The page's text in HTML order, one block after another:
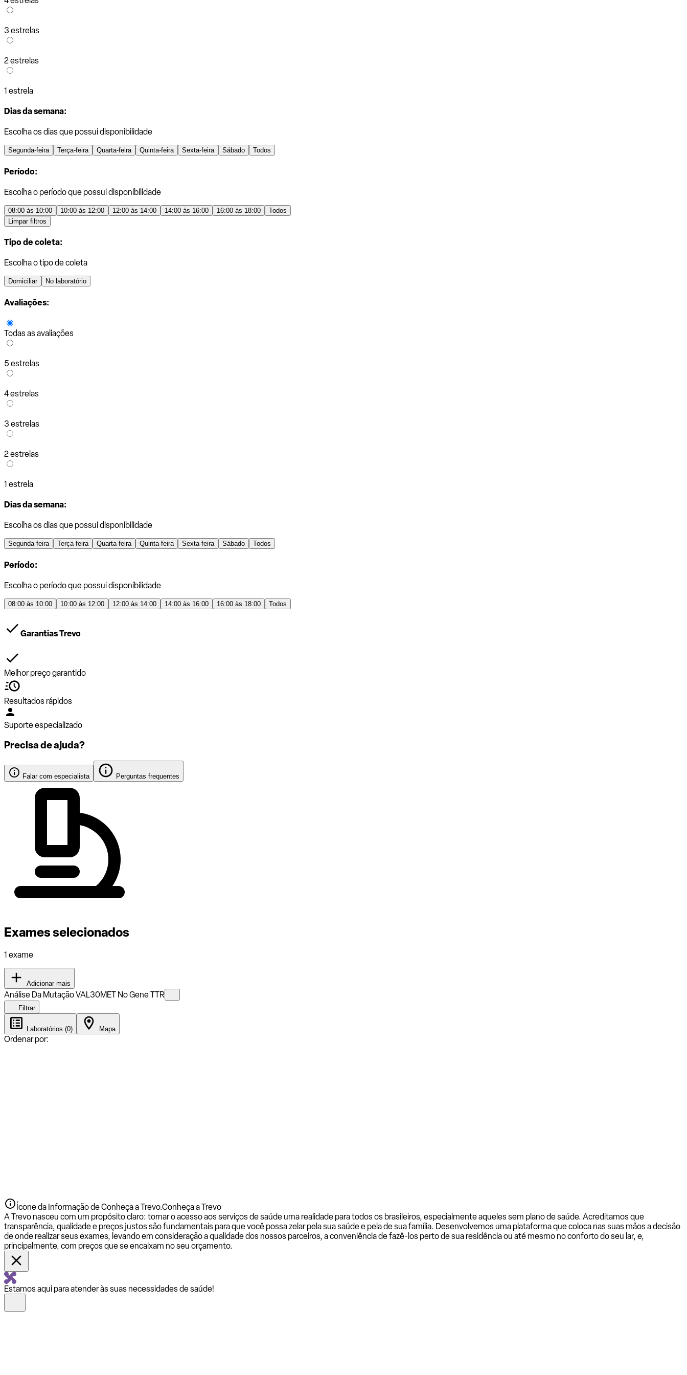
3 estrelas
2 estrelas
1 estrela
Dias da semana:
Escolha os dias que possui disponibilidade
Segunda-feira Terça-feira Quarta-feira Quinta-feira Sexta-feira Sábado Todos
Período:
Escolha o período que possui disponibilidade
08:00 às 10:00 10:00 às 12:00 12:00 às 14:00 14:00 às 16:00 16:00 às 18:00
Todos
Limpar filtros
Tipo de coleta:
Escolha o tipo de coleta
Domiciliar No laboratório
Avaliações:
Todas as avaliações
5 estrelas
4 estrelas
3 estrelas
2 estrelas
1 estrela
Dias da semana:
Escolha os dias que possui disponibilidade
Segunda-feira Terça-feira Quarta-feira Quinta-feira Sexta-feira Sábado Todos
Período:
Escolha o período que possui disponibilidade
08:00 às 10:00 10:00 às 12:00 12:00 às 14:00 14:00 às 16:00 16:00 às 18:00 Todos
Garantias Trevo
Melhor preço garantido
Resultados rápidos
Suporte especializado
Precisa de ajuda?
Falar com especialista Perguntas frequentes
Exames selecionados
1 exame
Adicionar mais
Análise Da Mutação VAL30MET No Gene TTR
Filtrar
Laboratórios (0) Mapa
Ordenar por:
Ícone da Informação de Conheça a Trevo.Conheça a Trevo
A Trevo nasceu com um propósito claro: tornar o acesso aos serviços de saúde uma realidade para todos os brasileiros, especialmente aqueles sem plano de saúde. Acreditamos que
transparência, qualidade e preços justos são fundamentais para que você possa zelar pela sua saúde e pela de sua família. Desenvolvemos uma plataforma que coloca nas suas mãos a decisão
de onde realizar seus exames, levando em consideração a qualidade dos nossos parceiros, a conveniência de fazê-los perto de sua residência ou até mesmo no conforto do seu lar, e,
principalmente, com preços que se encaixam no seu orçamento.
Estamos aqui para atender às suas necessidades de saúde!